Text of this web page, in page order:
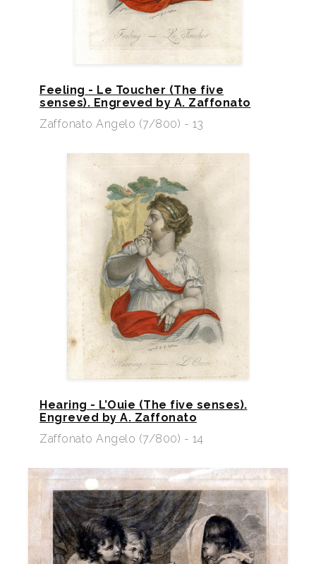
Feeling - Le Toucher (The five
senses). Engreved by A. Zaffonato
Zaffonato Angelo (7/800) - 13
Hearing - L’Ouie (The five senses).
Engreved by A. Zaffonato
Zaffonato Angelo (7/800) - 14